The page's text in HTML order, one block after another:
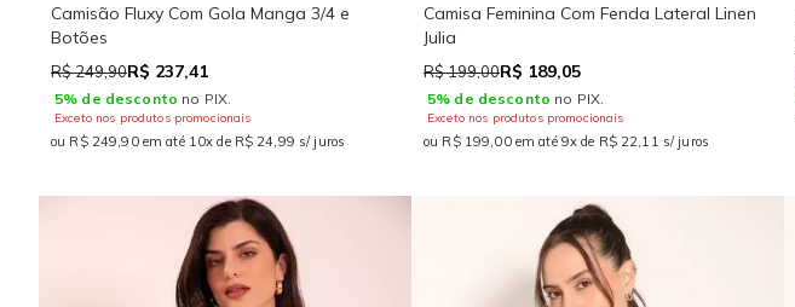
Camisão Fluxy Com Gola Manga 3/4 e
Botões
R$ 249,90R$ 237,41
5% de desconto no PIX.
Exceto nos produtos promocionais
ou R$ 249,90 em até 10x de R$ 24,99 s/ juros
Camisa Feminina Com Fenda Lateral Linen
Julia
R$ 199,00R$ 189,05
5% de desconto no PIX.
Exceto nos produtos promocionais
ou R$ 199,00 em até 9x de R$ 22,11 s/ juros